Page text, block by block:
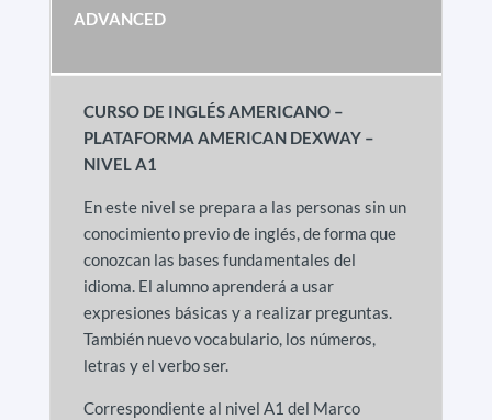
ADVANCED
CURSO DE INGLÉS AMERICANO –
PLATAFORMA AMERICAN DEXWAY –
NIVEL A1
En este nivel se prepara a las personas sin un
conocimiento previo de inglés, de forma que
conozcan las bases fundamentales del
idioma. El alumno aprenderá a usar
expresiones básicas y a realizar preguntas.
También nuevo vocabulario, los números,
letras y el verbo ser.
Correspondiente al nivel A1 del Marco